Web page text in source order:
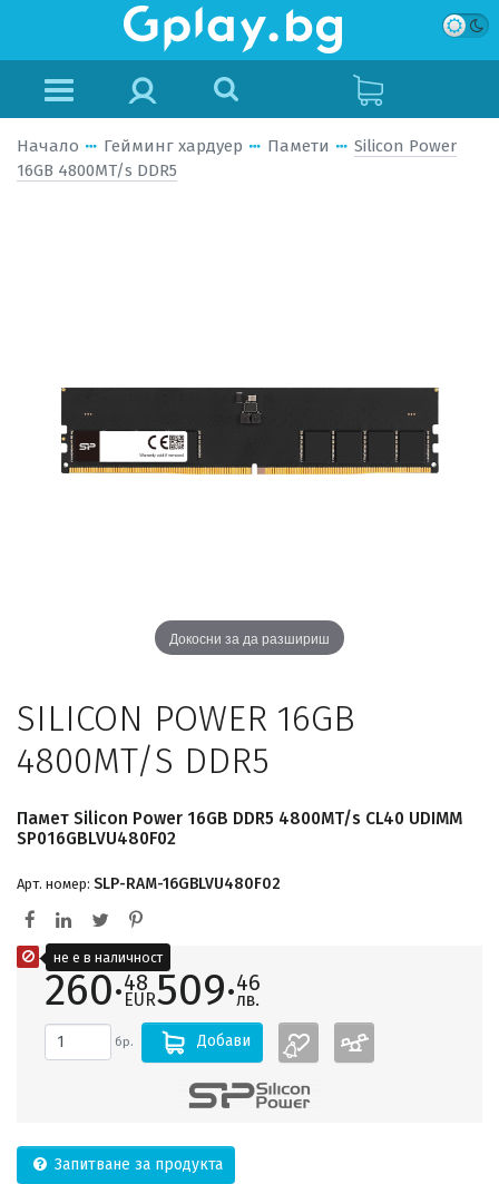
Начало Гейминг хардуер Памети
Silicon Power
16GB 4800MT/s DDR5
Докосни за да разшириш
SILICON POWER 16GB
4800MT/S DDR5
Памет Silicon Power 16GB DDR5 4800MT/s CL40 UDIMM
SP016GBLVU480F02
Арт. номер: SLP-RAM-16GBLVU480F02
260·48
EUR509·46
лв.
бр. Добави
Запитване за продукта
не е в наличност